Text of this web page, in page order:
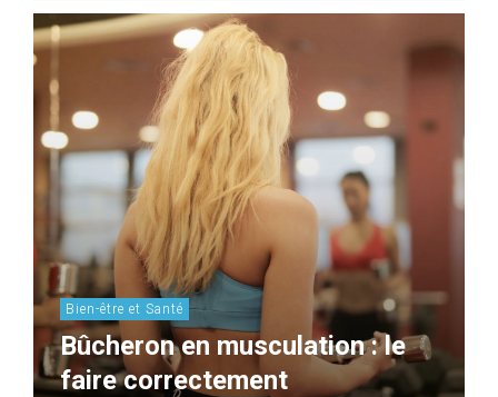
Bien-être et Santé
Bûcheron en musculation : le
faire correctement